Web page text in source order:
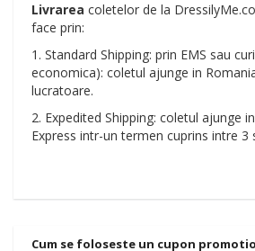
Livrarea coletelor de la
face prin:
1. Standard Shipping: prin EMS sau
economica): coletul ajunge in
lucratoare.
2. Expedited Shipping: coletul ajunge
Express intr-un termen cuprins intre 3
Cum se foloseste un cupon